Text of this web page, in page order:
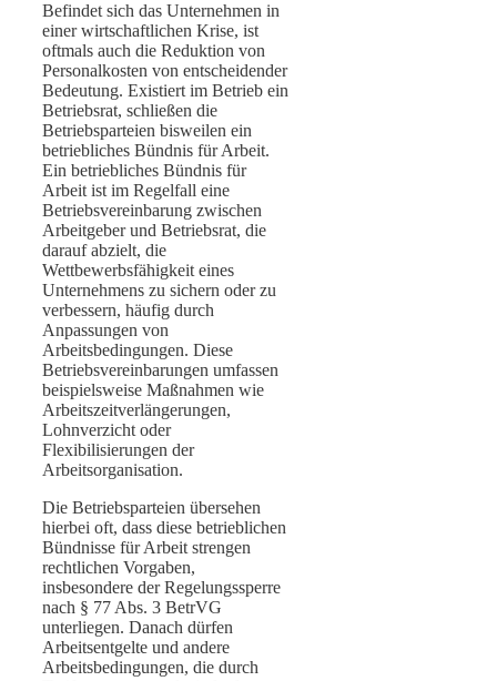
Befindet sich das Unternehmen in
einer wirtschaftlichen Krise, ist
oftmals auch die Reduktion von
Personalkosten von entscheidender
Bedeutung. Existiert im Betrieb ein
Betriebsrat, schließen die
Betriebsparteien bisweilen ein
betriebliches Bündnis für Arbeit.
Ein betriebliches Bündnis für
Arbeit ist im Regelfall eine
Betriebsvereinbarung zwischen
Arbeitgeber und Betriebsrat, die
darauf abzielt, die
Wettbewerbsfähigkeit eines
Unternehmens zu sichern oder zu
verbessern, häufig durch
Anpassungen von
Arbeitsbedingungen. Diese
Betriebsvereinbarungen umfassen
beispielsweise Maßnahmen wie
Arbeitszeitverlängerungen,
Lohnverzicht oder
Flexibilisierungen der
Arbeitsorganisation.
Die Betriebsparteien übersehen
hierbei oft, dass diese betrieblichen
Bündnisse für Arbeit strengen
rechtlichen Vorgaben,
insbesondere der Regelungssperre
nach § 77 Abs. 3 BetrVG
unterliegen. Danach dürfen
Arbeitsentgelte und andere
Arbeitsbedingungen, die durch